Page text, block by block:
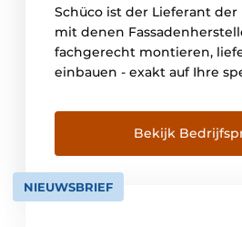
Schüco ist der Lieferant
mit denen
fachgerecht montieren,
einbauen - exakt auf Ihre
für Aluminium- oder
Fensterrahmen
unverbindliches Angebot
von Schüco Fensterrahmen
bitte an einen der offiziellen
Bekijk
NIEUWSBRIEF